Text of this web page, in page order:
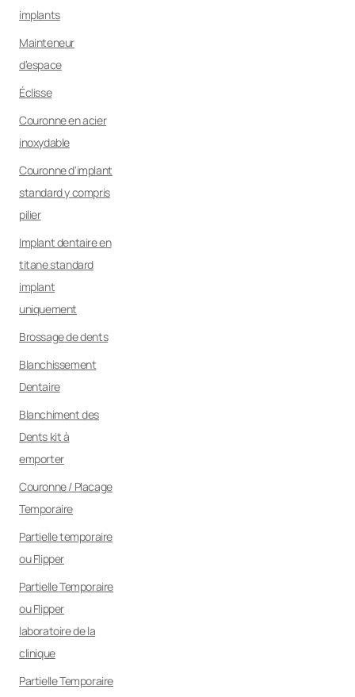
implants
Mainteneur
d'espace
Éclisse
Couronne en acier
inoxydable
Couronne d'implant
standard y compris
pilier
Implant dentaire en
titane standard
implant
uniquement
Brossage de dents
Blanchissement
Dentaire
Blanchiment des
Dents kit à
emporter
Couronne / Placage
Temporaire
Partielle temporaire
ou Flipper
Partielle Temporaire
ou Flipper
laboratoire de la
clinique
Partielle Temporaire